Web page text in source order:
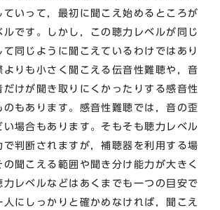
ていって，最初に聞こえ始めるところが
ルです。しかし，この聴力レベルが同じ
て同じように聞こえているわけではあり
よりも小さく聞こえる伝音性難聴や，音
だけが聞き取りにくかったりする感音性
のもあります。感音性難聴では，音の歪
い場合もあります。そもそも聴力レベル
で判断されますが，補聴器を利用する場
聞こえる範囲や聞き分け能力が大きく
力レベルなどはあくまでも一つの目安で
人にしっかりと確かめなければ，聞こえ